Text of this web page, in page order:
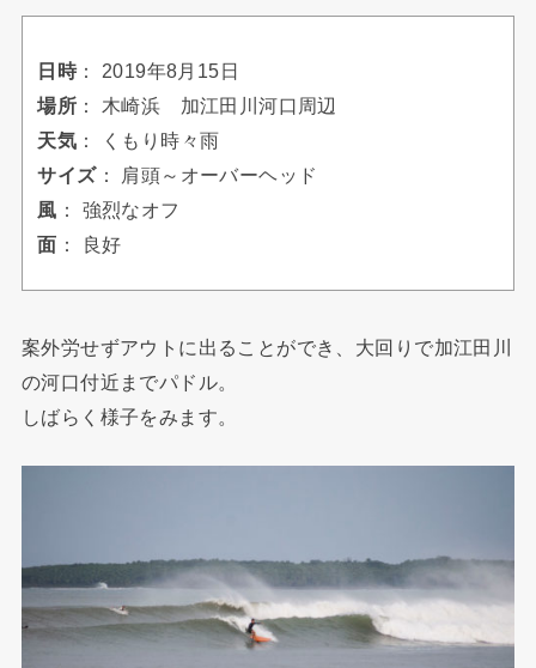
日時： 2019年8月15日
場所 ： 木崎浜 加江田川河口周辺
天気 ： くもり時々雨
サイズ： 肩頭～オーバーヘッド
風 ： 強烈なオフ
面 ： 良好
案外労せずアウトに出ることができ、大回りで加江田川
の河口付近までパドル。
しばらく様子をみます。